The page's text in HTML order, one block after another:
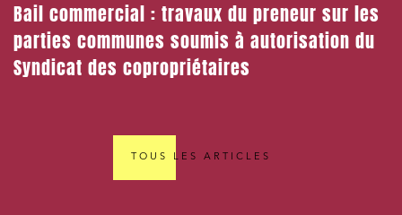
Bail commercial : travaux du preneur sur les
parties communes soumis à autorisation du
Syndicat des copropriétaires
TOUS LES ARTICLES